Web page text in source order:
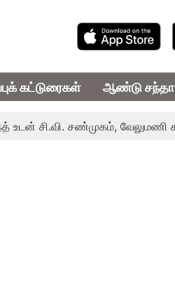
கட்டுரைகள் ஆண்டு சந்தா
சண்முகம், வேலுமணி சந்திப்பு